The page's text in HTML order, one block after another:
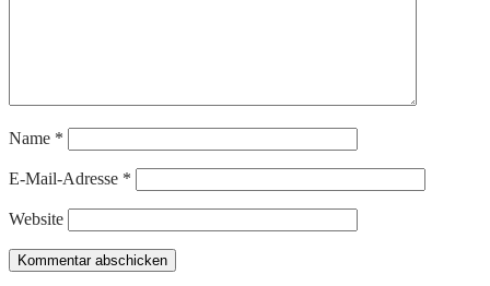
Name *
E-Mail-Adresse *
Website